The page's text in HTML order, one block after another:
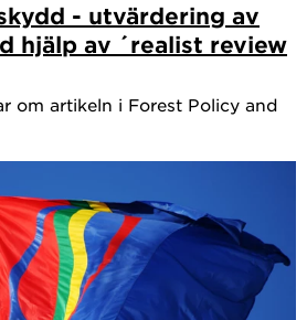
SLU samt ledamot i vetenskapliga
– kallad Viltkommittén –
rådgivande expertkommitté i
vilt. Bjärstig är även
representant i styrelsen
varit utsedd representat från
2021-2024.
- utvärdering av
hjälp av ´realist review
om artikeln i Forest Policy and